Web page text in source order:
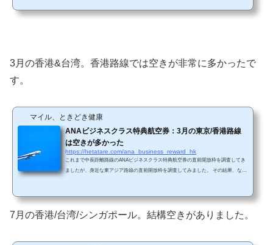
で調査・人数は４人・行きと帰りでそれぞれの空き状況を調査・調査対象はANA便
3月の香港&台湾。香港路線では空きが非常に多かったで
す。
マイル、ときどき健康
ANAビジネスクラス特典航空券：3月の東京/香港路線
は空きが多かった
https://hetatare.com/ana_business_reward_hk
これまで中長距離路線のANAビジネスクラス特典航空券の直前開放枠を調査してき
ましたが、身近な東アジア路線の直前開放枠を調査してみました。 その結果、なん
年3月6日～3月31日まで帰り：2019年3月9日～3月31日まで 結果東京/香港路線空席人
数行きで空きが認められた日帰りで空きが認められた日2人のみ3/6, 7, 8, 9, 10, 11, 12,
7月の香港/台湾/シンガポール。結構空きがありました。